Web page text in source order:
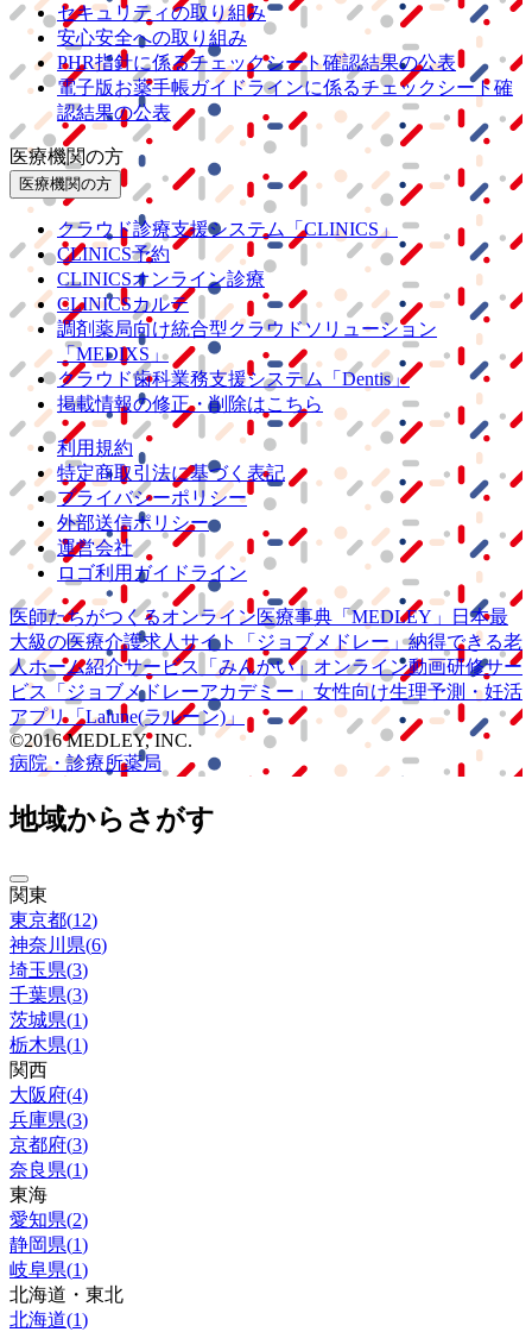
セキュリティの取り組み
安心安全への取り組み
PHR指針に係るチェックシート確認結果の公表
電子版お薬手帳ガイドラインに係るチェックシート確
認結果の公表
医療機関の方
医療機関の方
クラウド診療支援システム
「CLINICS」
CLINICS予約
CLINICSオンライン診療
CLINICSカルテ
調剤薬局向け統合型クラウドソリューション
「MEDIXS」
クラウド歯科業務支援システム
「Dentis」
掲載情報の修正・削除はこちら
利用規約
特定商取引法に基づく表記
プライバシーポリシー
外部送信ポリシー
運営会社
ロゴ利用ガイドライン
医師たちがつくるオンライン医療事典 「MEDLEY」
日本最
大級の医療介護求人サイト 「ジョブメドレー」納得できる老
人ホーム紹介サービス
「みんかい」 オンライン動画研修サー
ビス
「ジョブメドレーアカデミー」 女性向け生理予測・妊活
アプリ「Lalune(ラルーン)」
©2016 MEDLEY, INC.
病院・診療所薬局
地域からさがす
関東
東京都(12)
神奈川県(6)
埼玉県(3)
千葉県(3)
茨城県(1)
栃木県(1)
関西
大阪府(4)
兵庫県(3)
京都府(3)
奈良県(1)
東海
愛知県(2)
静岡県(1)
岐阜県(1)
北海道・東北
北海道(1)